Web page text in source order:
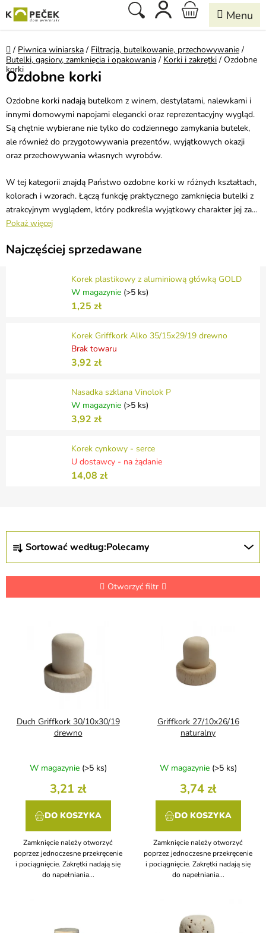
do
treści
Szukaj KOSZYK
Home
/ Piwnica winiarska / Filtracja, butelkowanie, przechowywanie /
Butelki, gąsiory, zamknięcia i opakowania / Korki i zakrętki / Ozdobne
korki
Ozdobne korki
Ozdobne korki nadają butelkom z winem, destylatami, nalewkami i
innymi domowymi napojami elegancki oraz reprezentacyjny wygląd.
Są chętnie wybierane nie tylko do codziennego zamykania butelek,
ale również do przygotowywania prezentów, wyjątkowych okazji
oraz przechowywania własnych wyrobów.
W tej kategorii znajdą Państwo ozdobne korki w różnych kształtach,
kolorach i wzorach. Łączą funkcję praktycznego zamknięcia butelki z
atrakcyjnym wyglądem, który podkreśla wyjątkowy charakter jej za...
Pokaż więcej
Najczęściej sprzedawane
Korek plastikowy z aluminiową główką GOLD
W magazynie (>5 ks)
1,25 zł
Korek Griffkork Alko 35/15x29/19 drewno
Brak towaru
3,92 zł
Nasadka szklana Vinolok P
W magazynie (>5 ks)
3,92 zł
Korek cynkowy - serce
U dostawcy - na żądanie
14,08 zł
S
r
t
w
Sortować według:Polecamy
Otworzyć filtr
Duch Griffkork 30/10x30/19
drewno
W magazynie (>5 ks)
3,21 zł
DO KOSZYKA
Zamknięcie należy otworzyć
poprzez jednoczesne przekręcenie
i pociągnięcie. Zakrętki nadają się
do napełniania...
Griffkork 27/10x26/16
naturalny
W magazynie (>5 ks)
3,74 zł
DO KOSZYKA
Zamknięcie należy otworzyć
poprzez jednoczesne przekręcenie
i pociągnięcie. Zakrętki nadają się
do napełniania...